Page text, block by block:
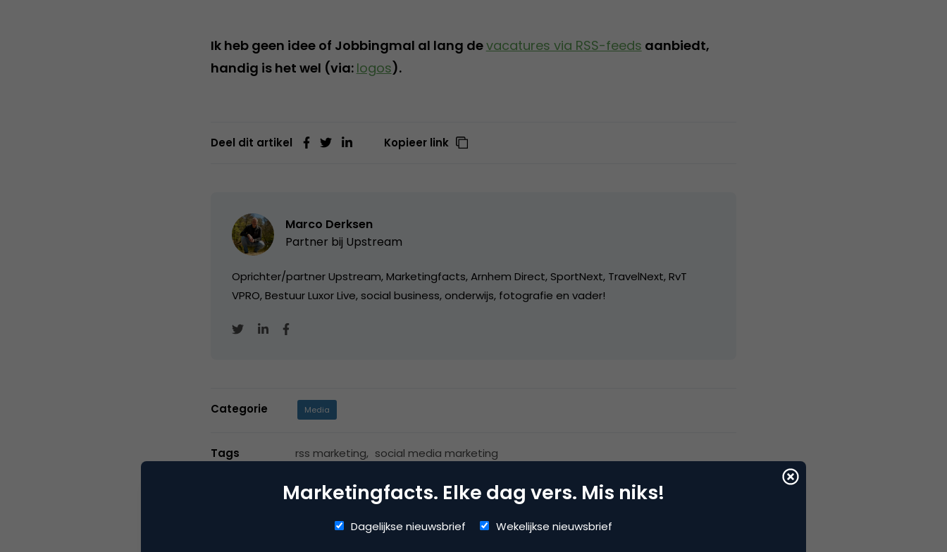
Ik heb geen idee of Jobbingmal al lang devacatures via RSS-feeds aanbiedt,
handig is het wel (via: logos).
Deel dit artikel Kopieer link
Marco Derksen
Partner bij Upstream
Oprichter/partner Upstream, Marketingfacts, Arnhem Direct, SportNext, TravelNext, RvT
VPRO, Bestuur Luxor Live, social business, onderwijs, fotografie en vader!
Categorie Media
Tags rss marketing, social media marketing
Marketingfacts. Elke dag vers. Mis niks!
Dagelijkse nieuwsbrief Wekelijkse nieuwsbrief